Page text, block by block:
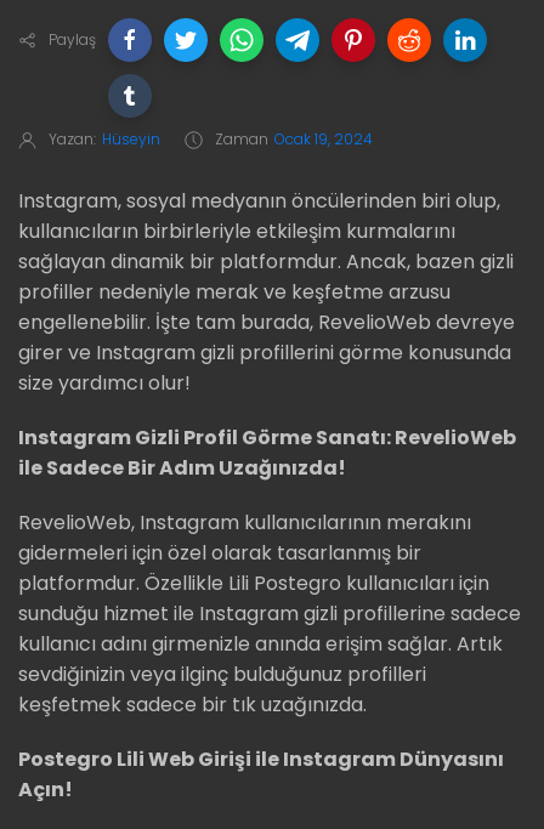
Paylaş
Yazan: Hüseyin Zaman Ocak 19, 2024
Instagram, sosyal medyanın öncülerinden biri olup,
kullanıcıların birbirleriyle etkileşim kurmalarını
sağlayan dinamik bir platformdur. Ancak, bazen gizli
profiller nedeniyle merak ve keşfetme arzusu
engellenebilir. İşte tam burada, RevelioWeb devreye
girer ve Instagram gizli profillerini görme konusunda
size yardımcı olur!
Instagram Gizli Profil Görme Sanatı: RevelioWeb
ile Sadece Bir Adım Uzağınızda!
RevelioWeb, Instagram kullanıcılarının merakını
gidermeleri için özel olarak tasarlanmış bir
platformdur. Özellikle Lili Postegro kullanıcıları için
sunduğu hizmet ile Instagram gizli profillerine sadece
kullanıcı adını girmenizle anında erişim sağlar. Artık
sevdiğinizin veya ilginç bulduğunuz profilleri
keşfetmek sadece bir tık uzağınızda.
Postegro Lili Web Girişi ile Instagram Dünyasını
Açın!